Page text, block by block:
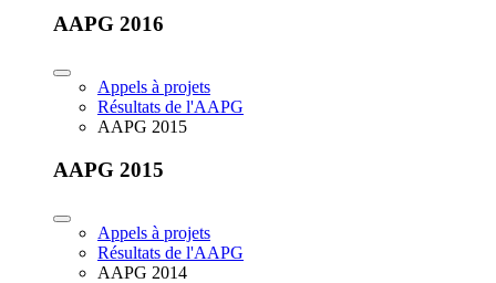
AAPG 2016
Appels à projets
Résultats de l'AAPG
AAPG 2015
AAPG 2015
Appels à projets
Résultats de l'AAPG
AAPG 2014